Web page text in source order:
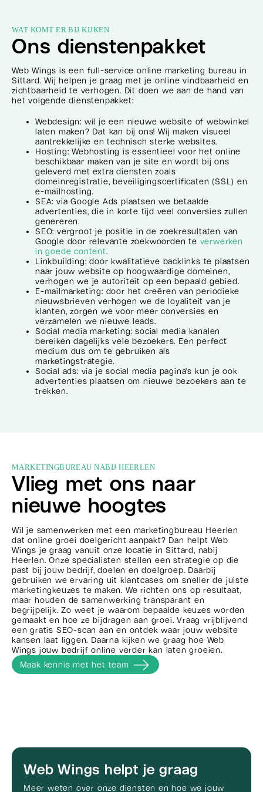
WAT KOMT ER BIJ KIJKEN
Ons dienstenpakket
Web Wings is een full-service online marketing bureau in
Sittard. Wij helpen je graag met je online vindbaarheid en
zichtbaarheid te verhogen. Dit doen we aan de hand van
het volgende dienstenpakket:
Webdesign: wil je een nieuwe website of webwinkel
laten maken? Dat kan bij ons! Wij maken visueel
aantrekkelijke en technisch sterke websites.
Hosting: Webhosting is essentieel voor het online
beschikbaar maken van je site en wordt bij ons
geleverd met extra diensten zoals
domeinregistratie, beveiligingscertificaten (SSL) en
e-mailhosting.
SEA: via Google Ads plaatsen we betaalde
advertenties, die in korte tijd veel conversies zullen
genereren.
SEO: vergroot je positie in de zoekresultaten van
Google door relevante zoekwoorden te verwerken
in goede content.
Linkbuilding: door kwalitatieve backlinks te plaatsen
naar jouw website op hoogwaardige domeinen,
verhogen we je autoriteit op een bepaald gebied.
E-mailmarketing: door het creëren van periodieke
nieuwsbrieven verhogen we de loyaliteit van je
klanten, zorgen we voor meer conversies en
verzamelen we nieuwe leads.
Social media marketing: social media kanalen
bereiken dagelijks vele bezoekers. Een perfect
medium dus om te gebruiken als
marketingstrategie.
Social ads: via je social media pagina’s kun je ook
advertenties plaatsen om nieuwe bezoekers aan te
trekken.
MARKETINGBUREAU NABIJ HEERLEN
Vlieg met ons naar
nieuwe hoogtes
Wil je samenwerken met een marketingbureau Heerlen
dat online groei doelgericht aanpakt? Dan helpt Web
Wings je graag vanuit onze locatie in Sittard, nabij
Heerlen. Onze specialisten stellen een strategie op die
past bij jouw bedrijf, doelen en doelgroep. Daarbij
gebruiken we ervaring uit klantcases om sneller de juiste
marketingkeuzes te maken. We richten ons op resultaat,
maar houden de samenwerking transparant en
begrijpelijk. Zo weet je waarom bepaalde keuzes worden
gemaakt en hoe ze bijdragen aan groei. Vraag vrijblijvend
een gratis SEO-scan aan en ontdek waar jouw website
kansen laat liggen. Daarna kijken we graag hoe Web
Wings jouw bedrijf online verder kan laten groeien.
Maak kennis met het team
Web Wings helpt je graag
Meer weten over onze diensten en hoe we jouw